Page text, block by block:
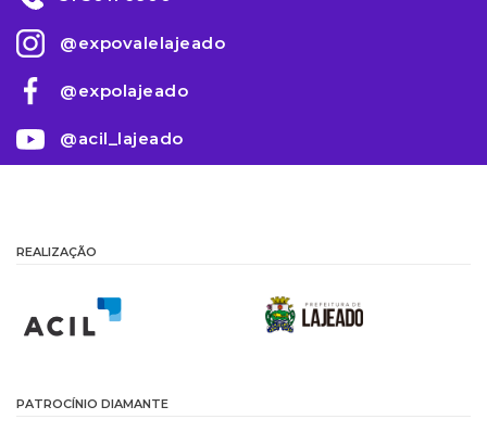
@expovalelajeado
@expolajeado
@acil_lajeado
REALIZAÇÃO
PATROCÍNIO DIAMANTE